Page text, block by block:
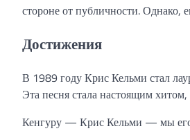
стороне от публичности. Однако,
Достижения
В 1989 году Крис Кельми стал
Эта песня стала настоящим
Кенгуру — Крис Кельми — мы его